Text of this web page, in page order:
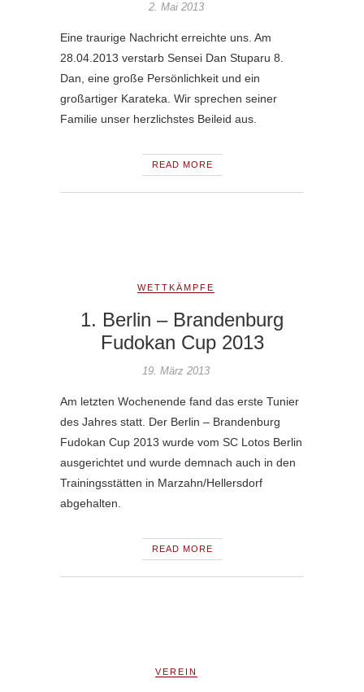
2. Mai 2013
Eine traurige Nachricht erreichte uns. Am
28.04.2013 verstarb Sensei Dan Stuparu 8.
Dan, eine große Persönlichkeit und ein
großartiger Karateka. Wir sprechen seiner
Familie unser herzlichstes Beileid aus.
READ MORE
WETTKÄMPFE
1. Berlin – Brandenburg
Fudokan Cup 2013
19. März 2013
Am letzten Wochenende fand das erste Tunier
des Jahres statt. Der Berlin – Brandenburg
Fudokan Cup 2013 wurde vom SC Lotos Berlin
ausgerichtet und wurde demnach auch in den
Trainingsstätten in Marzahn/Hellersdorf
abgehalten.
READ MORE
VEREIN